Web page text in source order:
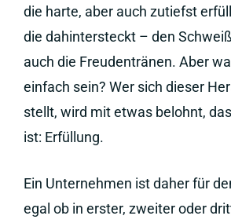
die harte, aber auch zutiefst
die dahintersteckt – den
auch die Freudentränen. Aber
einfach sein? Wer sich dieser
stellt, wird mit etwas belohnt,
ist: Erfüllung.
Ein Unternehmen ist daher für
egal ob in erster, zweiter oder